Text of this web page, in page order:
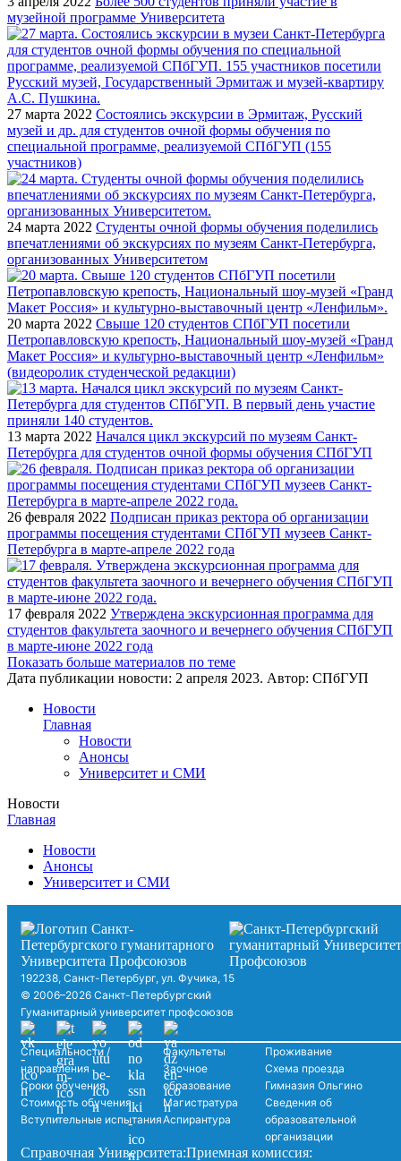
музейной программе Университета
27 марта 2022 Состоялись экскурсии в Эрмитаж, Русский
музей и др. для студентов очной формы обучения по
специальной программе, реализуемой СПбГУП (155
участников)
24 марта 2022 Студенты очной формы обучения поделились
впечатлениями об экскурсиях по музеям Санкт-Петербурга,
организованных Университетом
20 марта 2022 Свыше 120 студентов СПбГУП посетили
Петропавловскую крепость, Национальный шоу-музей «Гранд
Макет Россия» и культурно-выставочный центр «Ленфильм»
(видеоролик студенческой редакции)
13 марта 2022 Начался цикл экскурсий по музеям Санкт-
Петербурга для студентов очной формы обучения СПбГУП
26 февраля 2022 Подписан приказ ректора об организации
программы посещения студентами СПбГУП музеев Санкт-
Петербурга в марте-апреле 2022 года
17 февраля 2022 Утверждена экскурсионная программа для
студентов факультета заочного и вечернего обучения СПбГУП
в марте-июне 2022 года
Показать больше материалов по теме
Дата публикации новости: 2 апреля 2023. Автор: СПбГУП
Новости
Главная
Новости
Анонсы
Университет и СМИ
Новости
Главная
Новости
Анонсы
Университет и СМИ
192238, Санкт-Петербург, ул. Фучика, 15
© 2006–2026 Санкт-Петербургский
Гуманитарный университет профсоюзов
Специальности /
направления
Сроки обучения
Стоимость обучения
Вступительные испытания
Факультеты
Заочное
образование
Магистратура
Аспирантура
Проживание
Схема проезда
Гимназия Ольгино
Сведения об
образовательной
организации
Справочная Университета:Приемная комиссия: